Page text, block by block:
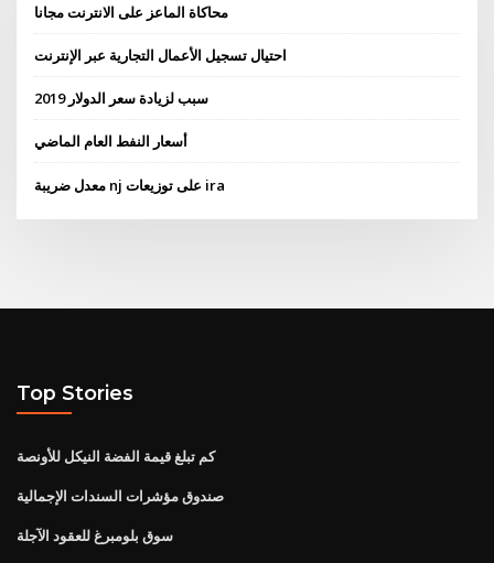
محاكاة الماعز على الانترنت مجانا
احتيال تسجيل الأعمال التجارية عبر الإنترنت
سبب لزيادة سعر الدولار 2019
أسعار النفط العام الماضي
معدل ضريبة nj على توزيعات ira
Top Stories
كم تبلغ قيمة الفضة النيكل للأونصة
صندوق مؤشرات السندات الإجمالية
سوق بلومبرغ للعقود الآجلة